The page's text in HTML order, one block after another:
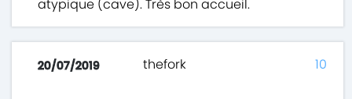
atypique (cave). Très bon accueil.
20/07/2019 thefork 10